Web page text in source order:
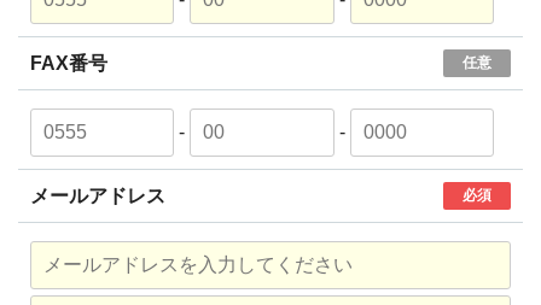
FAX番号 任意
- -
メールアドレス 必須